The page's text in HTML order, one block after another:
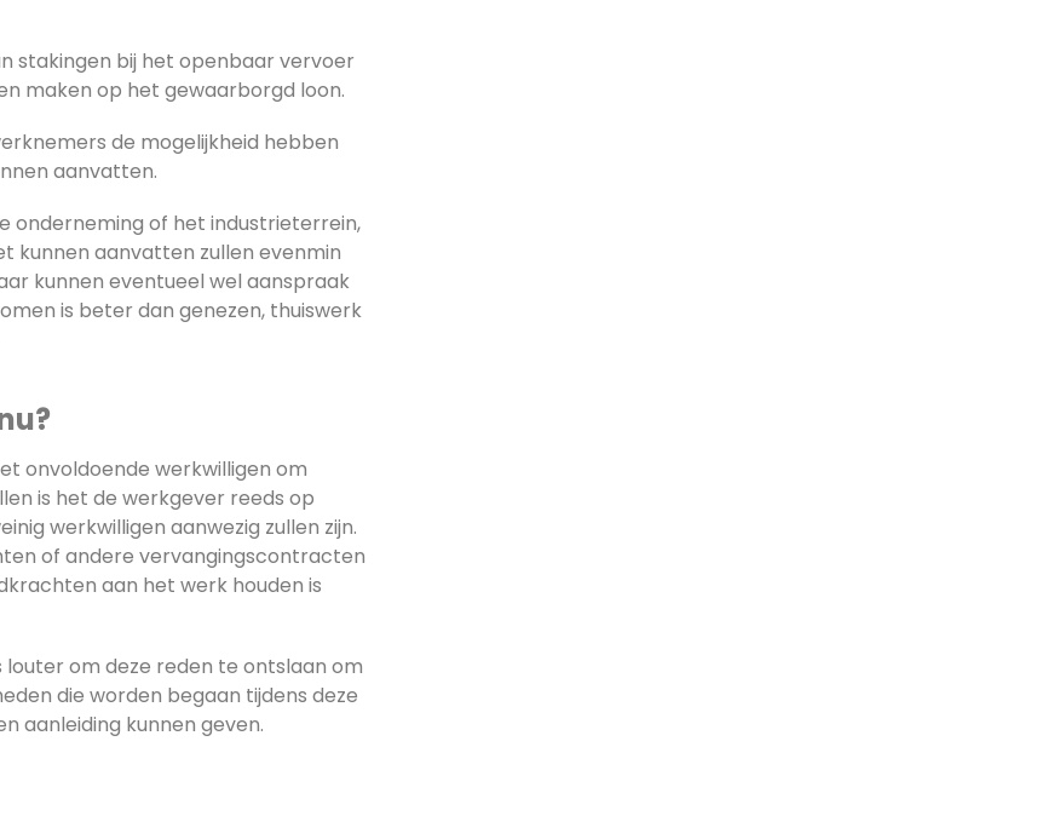
stakingen bij het openbaar vervoer
maken op het gewaarborgd loon.
de mogelijkheid hebben
aanvatten.
onderneming of het industrieterrein,
kunnen aanvatten zullen evenmin
kunnen eventueel wel aanspraak
is beter dan genezen, thuiswerk
onvoldoende werkwilligen om
is het de werkgever reeds op
werkwilligen aanwezig zullen zijn.
of andere vervangingscontracten
aan het werk houden is
om deze reden te ontslaan om
die worden begaan tijdens deze
aanleiding kunnen geven.